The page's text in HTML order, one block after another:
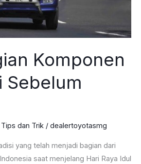
Komponen
Sebelum
Tips dan Trik / dealertoyotasmg
yang telah menjadi bagian dari
saat menjelang Hari Raya Idul